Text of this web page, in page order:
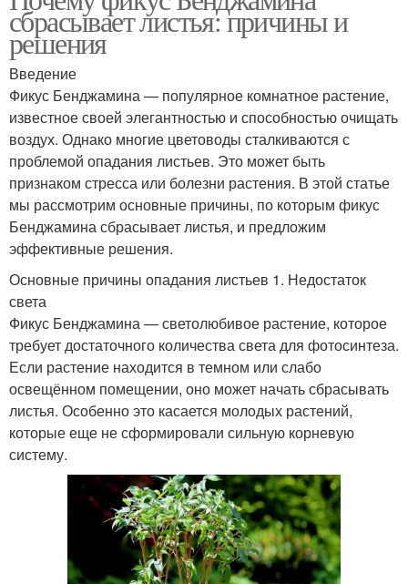
сбрасывает листья: причины и
решения
Введение
Фикус Бенджамина — популярное комнатное растение,
известное своей элегантностью и способностью очищать
воздух. Однако многие цветоводы сталкиваются с
проблемой опадания листьев. Это может быть
признаком стресса или болезни растения. В этой статье
мы рассмотрим основные причины, по которым фикус
Бенджамина сбрасывает листья, и предложим
эффективные решения.
Основные причины опадания листьев 1. Недостаток
света
Фикус Бенджамина — светолюбивое растение, которое
требует достаточного количества света для фотосинтеза.
Если растение находится в темном или слабо
освещённом помещении, оно может начать сбрасывать
листья. Особенно это касается молодых растений,
которые еще не сформировали сильную корневую
систему.